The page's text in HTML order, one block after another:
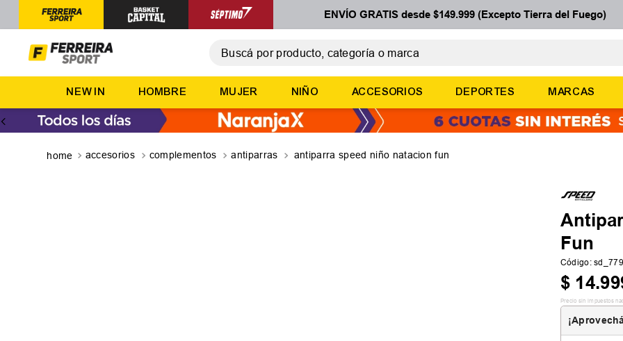
ENVÍO GRATIS desde $149.999 (Excepto Tierra del Fuego)
TÉRMINOS MÁS BUSCADOS
2
basquet
3.
zapatillas mujer
NEW IN HOMBRE MUJER NIÑO ACCESORIOS DEPORTES MARCAS
accesorios complementos antiparras antiparra speed niño natacion fun
Fun
Código:
$ 14.
Precio sin impuestos